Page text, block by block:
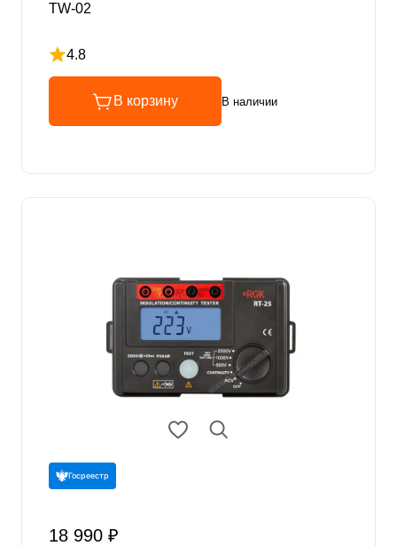
TW-02
4.8
Рейтинг 4.8 из 5
В корзину В наличии
Госреестр
18 990 ₽